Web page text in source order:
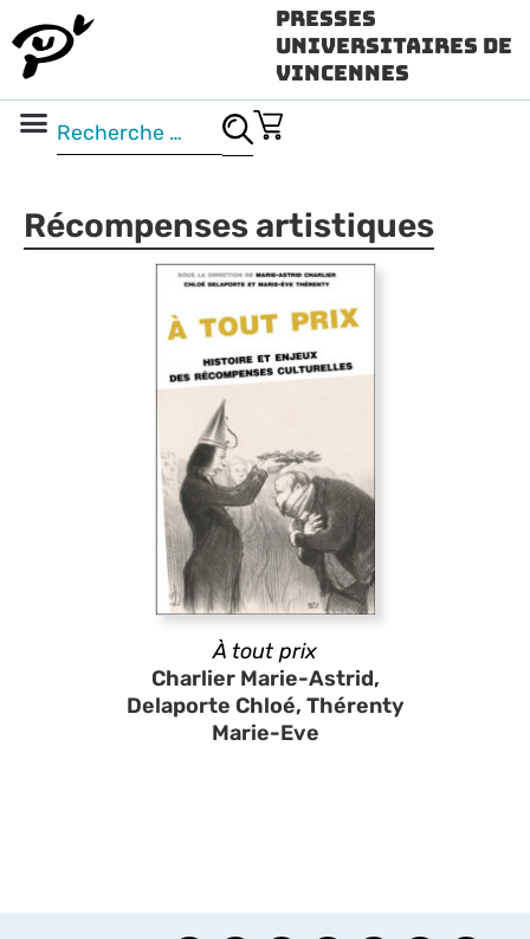
Presses
Universitaires de
Vincennes
Récompenses artistiques
À tout prix
Charlier Marie-Astrid,
Delaporte Chloé, Thérenty
Marie-Eve